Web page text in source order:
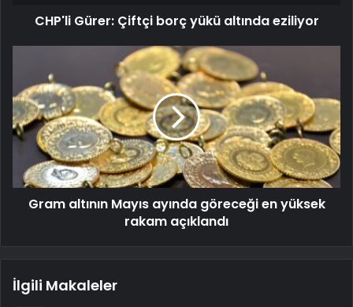
CHP'li Gürer: Çiftçi borç yükü altında eziliyor
Gram altının Mayıs ayında göreceği en yüksek
rakam açıklandı
İlgili Makaleler